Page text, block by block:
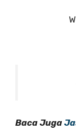
Baca Juga